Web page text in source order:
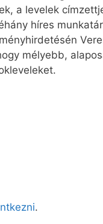
a levelek
híres
mélyebb,
.